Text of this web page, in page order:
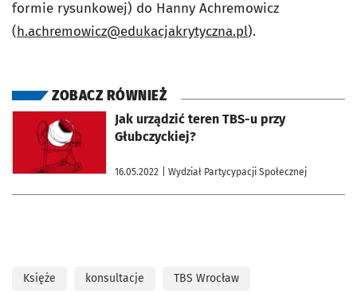
formie rysunkowej) do Hanny Achremowicz
(h.achremowicz@edukacjakrytyczna.pl).
ZOBACZ RÓWNIEŻ
Jak urządzić teren TBS-u przy
Głubczyckiej?
16.05.2022 | Wydział Partycypacji Społecznej
otworzy się w nowej karcie
Księże konsultacje TBS Wrocław